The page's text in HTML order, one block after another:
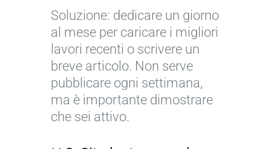
Soluzione: dedicare un giorno
al mese per caricare i migliori
lavori recenti o scrivere un
breve articolo. Non serve
pubblicare ogni settimana,
ma è importante dimostrare
che sei attivo.